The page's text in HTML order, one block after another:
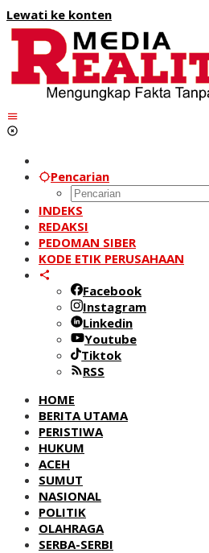
Lewati ke konten
Pencarian
INDEKS
REDAKSI
PEDOMAN SIBER
KODE ETIK PERUSAHAAN
Facebook
Instagram
Linkedin
Youtube
Tiktok
RSS
HOME
BERITA UTAMA
PERISTIWA
HUKUM
ACEH
SUMUT
NASIONAL
POLITIK
OLAHRAGA
SERBA-SERBI